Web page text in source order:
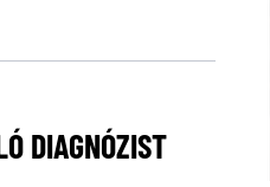
DIAGNÓZIST